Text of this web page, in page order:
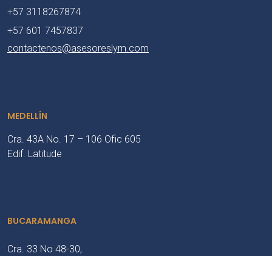
+57 3118267874
+57 601 7457837
contactenos@asesoreslym.com
MEDELLÍN
Cra. 43A No. 17 – 106 Ofic 605
Edif. Latitude
BUCARAMANGA
Cra. 33 No 48-30,